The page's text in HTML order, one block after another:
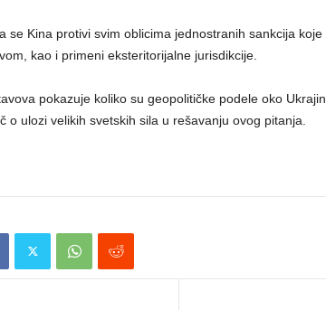
se Kina protivi svim oblicima jednostranih sankcija
kao i primeni eksteritorijalne jurisdikcije.
pokazuje koliko su geopolitičke podele oko
o ulozi velikih svetskih sila u rešavanju ovog pitanja.